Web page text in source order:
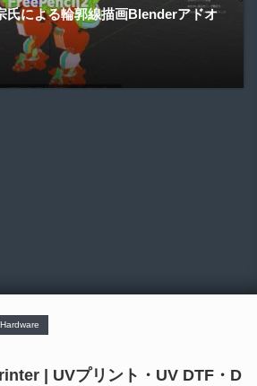
・深度表現にこだわったVRChat＆
氏による輪郭線描画Blenderアドオ
| 会話して触れて反応するAIキャラク
けヘアー作成支援アドオンが新登
けリトポロジーツールセットアドオ
| UVプリント・UV DTF・D